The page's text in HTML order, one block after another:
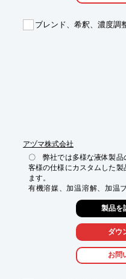
ブレンド、希釈、濃度調
アヅマ株式会社
〇　弊社では多様な液体製
客様の仕様にカスタムした
ます。
有機溶媒、加温溶解、加温
様々な調合設備がラインナ
製品を
ダウ
お問